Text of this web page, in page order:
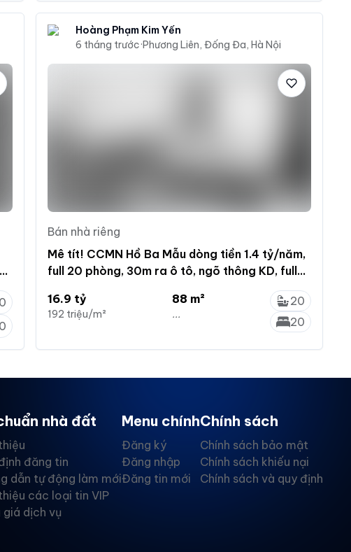
0
0
Hoàng Phạm Kim Yến
6 tháng trước·Phương Liên, Đống Đa, Hà Nội
Bán nhà riêng
Mê tít! CCMN Hồ Ba Mẫu dòng tiền 1.4 tỷ/năm,
full 20 phòng, 30m ra ô tô, ngõ thông KD, full
16.9 tỷ
192 triệu/m²
88 m²
...
20
20
nhà đất
đăng tin
dẫn tự động làm mới
các loại tin VIP
giá dịch vụ
Menu chính
Đăng ký
Đăng nhập
Đăng tin mới
Chính sách
Chính sách bảo mật
Chính sách khiếu nại
Chính sách và quy định